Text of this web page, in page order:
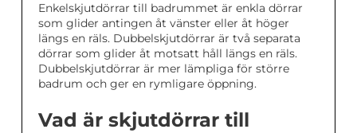
Enkelskjutdörrar till badrummet är enkla dörrar
som glider antingen åt vänster eller åt höger
längs en räls. Dubbelskjutdörrar är två separata
dörrar som glider åt motsatt håll längs en räls.
Dubbelskjutdörrar är mer lämpliga för större
badrum och ger en rymligare öppning.
Vad är skjutdörrar till